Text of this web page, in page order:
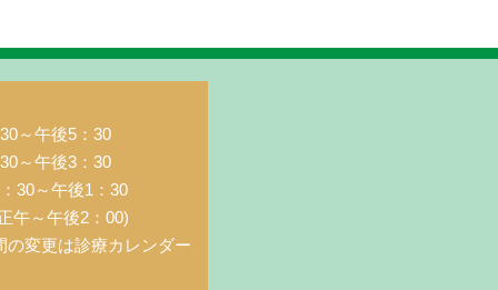
～午後5：30
午後3：30
30～午後1：30
午～午後2：00)
の変更は診療カレンダー